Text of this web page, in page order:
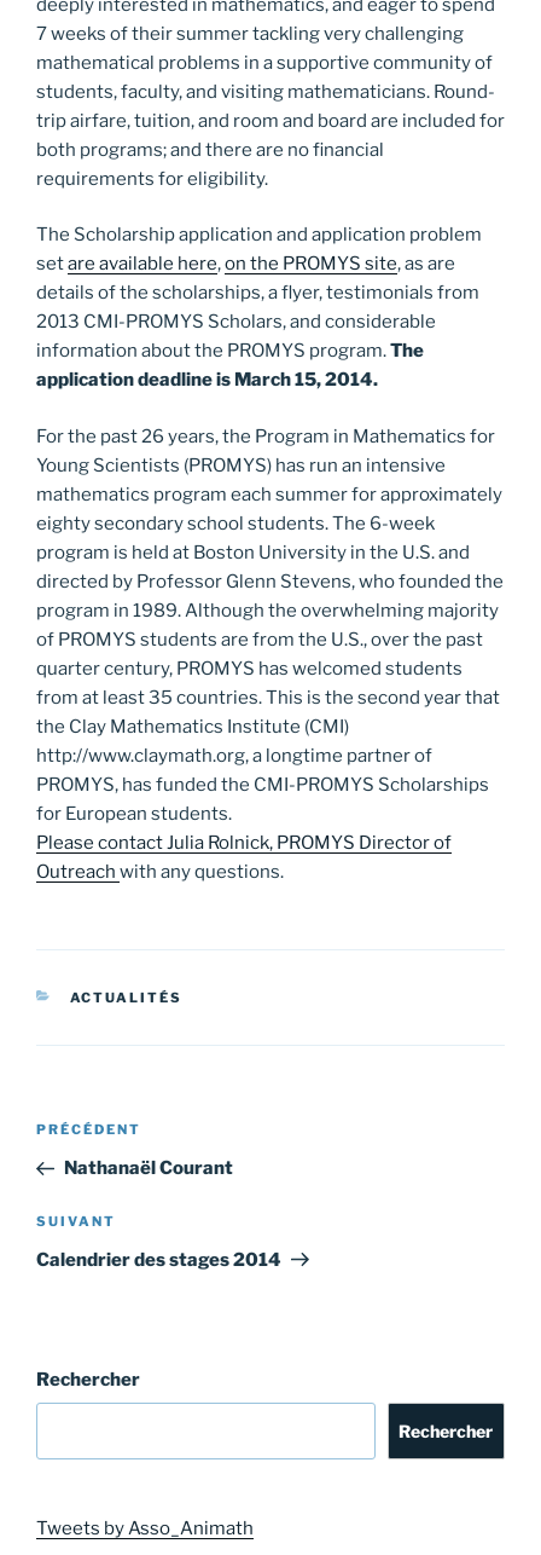
deeply interested in mathematics, and eager to spend
7 weeks of their summer tackling very challenging
mathematical problems in a supportive community of
students, faculty, and visiting mathematicians. Round-
trip airfare, tuition, and room and board are included for
both programs; and there are no financial
requirements for eligibility.
The Scholarship application and application problem
setare available here,on the PROMYS site, as are
details of the scholarships, a flyer, testimonials from
2013 CMI-PROMYS Scholars, and considerable
information about the PROMYS program.The
application deadline is March 15, 2014.
For the past 26 years, the Program in Mathematics for
Young Scientists (PROMYS) has run an intensive
mathematics program each summer for approximately
eighty secondary school students. The 6-week
program is held at Boston University in the U.S. and
directed by Professor Glenn Stevens, who founded the
program in 1989. Although the overwhelming majority
of PROMYS students are from the U.S., over the past
quarter century, PROMYS has welcomed students
from at least 35 countries. This is the second year that
the Clay Mathematics Institute (CMI)
http://www.claymath.org, a longtime partner of
PROMYS, has funded the CMI-PROMYS Scholarships
for European students.
Please contact Julia Rolnick, PROMYS Director of
Outreach with any questions.
CATÉGORIES
ACTUALITÉS
Navigation
l’article
Article
précédent
PRÉCÉDENT
Nathanaël Courant
Article
suivant
SUIVANT
Calendrier des stages 2014
Rechercher
Rechercher
Tweets by Asso_Animath